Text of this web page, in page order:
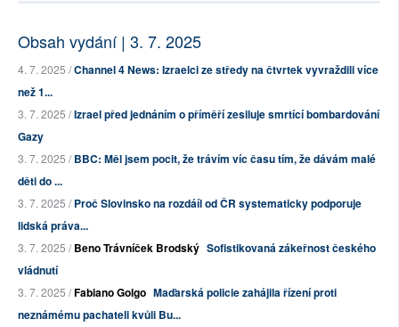
Obsah vydání | 3. 7. 2025
4. 7. 2025 /Channel 4 News: Izraelci ze středy na čtvrtek vyvraždili více
než 1...
3. 7. 2025 /Izrael před jednáním o příměří zesiluje smrtící bombardování
Gazy
3. 7. 2025 /BBC: Měl jsem pocit, že trávím víc času tím, že dávám malé
děti do ...
3. 7. 2025 /Proč Slovinsko na rozdáíl od ČR systematicky podporuje
lidská práva...
3. 7. 2025 /Beno Trávníček Brodský Sofistikovaná zákeřnost českého
vládnutí
3. 7. 2025 /Fabiano Golgo Maďarská policie zahájila řízení proti
neznámému pachateli kvůli Bu...